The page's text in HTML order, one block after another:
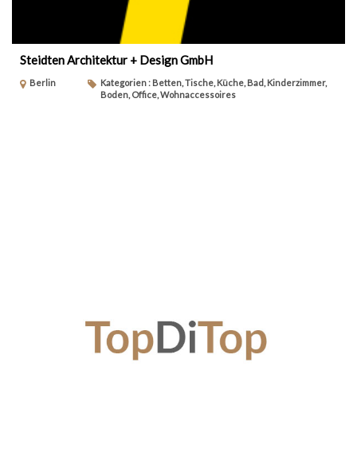
Steidten Architektur + Design GmbH
Berlin
Kategorien : Betten, Tische, Küche, Bad, Kinderzimmer,
Boden, Office, Wohnaccessoires